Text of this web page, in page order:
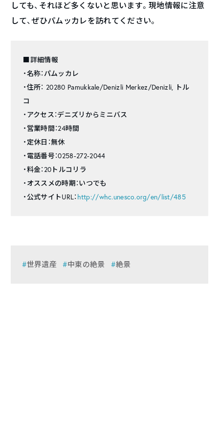
しても、それほど多くないと思います。現地情報に注意
して、ぜひパムッカレを訪れてください。
■詳細情報
・名称：パムッカレ
・住所： 20280 Pamukkale/Denizli Merkez/Denizli, トル
コ
・アクセス：デニズリからミニバス
・営業時間：24時間
・定休日：無休
・電話番号：0258-272-2044
・料金：20トルコリラ
・オススメの時期：いつでも
・公式サイトURL： http://whc.unesco.org/en/list/485
世界遺産 中東の絶景 絶景